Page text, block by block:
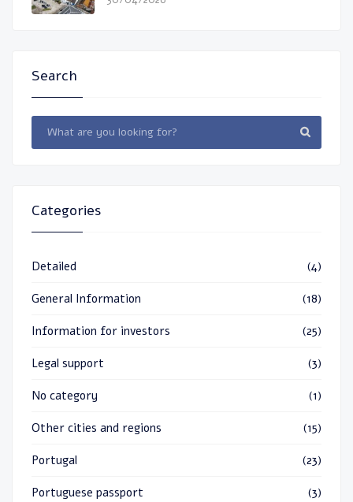
Search
Categories
Detailed (4)
General Information (18)
Information for investors (25)
Legal support (3)
No category (1)
Other cities and regions (15)
Portugal (23)
Portuguese passport (3)